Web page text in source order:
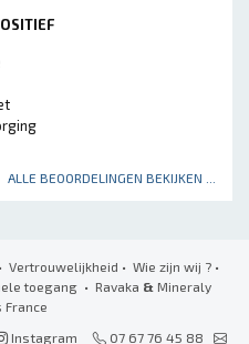
ALLE BEOORDELINGEN BEKIJKEN ...
• Vertrouwelijkheid • Wie zijn wij ? •
toegang • Ravaka & Mineraly
France
Instagram 07 67 76 45 88